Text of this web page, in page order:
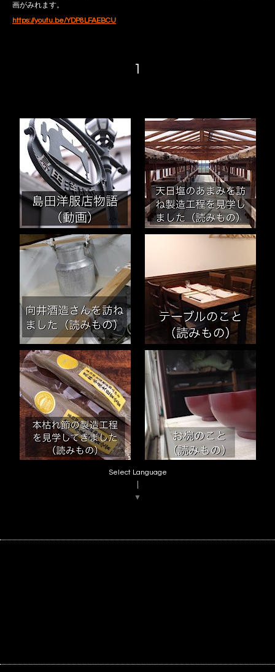
画がみれます。
https://youtu.be/YDP8LFAEBCU
1
Select Language
▼